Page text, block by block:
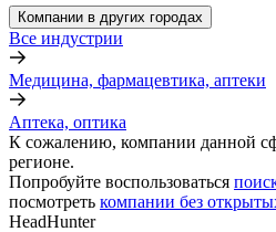
Компании в других городах
Все индустрии
Медицина, фармацевтика, аптеки
Аптека, оптика
К сожалению, компании данной
регионе.
Попробуйте воспользоваться
посмотреть компании без
HeadHunter